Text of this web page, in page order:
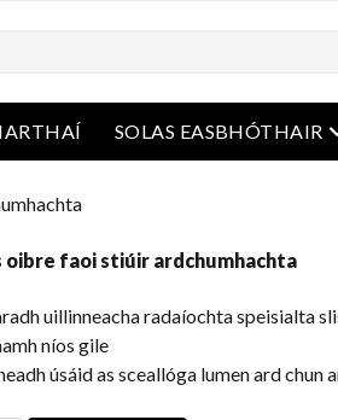
SOLAS EASBHÓTHAIR
oibre faoi stiúir ardchumhachta
uillinneacha radaíochta speisialta
níos gile
úsáid as sceallóga lumen ard chun